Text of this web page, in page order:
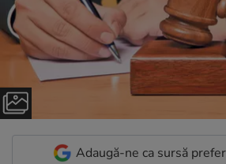
Adaugă-ne ca sursă